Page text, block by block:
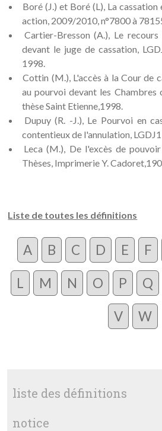
Boré (J.) et Boré (L), La
action, 2009/2010, n°7800 à
Cartier-Bresson (A.), Le
devant le juge de cassation,
1998.
Cottin (M.), L'accès à la Cour de
au pourvoi devant les Chambres
thèse Saint Etienne,1998.
Dupuy (R. -J.), Le Pourvoi en
contentieux de l'annulation,
Leca (M.), De l'excès de
Thèses, Imprimerie Y.
Liste de toutes les définitions
A B C D E F
L M N O P Q
V W
liste des définitions
notice